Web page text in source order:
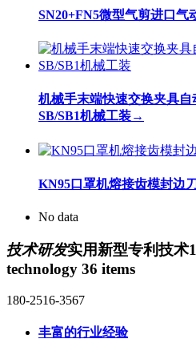
SN20+FN5微型气剪进口气
机械手末端快速交换夹具
SB/SB1机械工装→
KN95口罩机熔接齿模封边
No data
技术研发实用新型专利技术
technology 36 items
180-2516-3567
丰富的行业经验